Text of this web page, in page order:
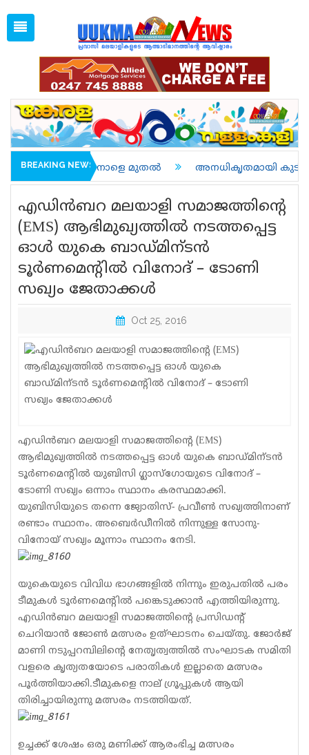
1 GBP =
128.36
Latest News
Associations
Spiritual
UK NEWS
India
World
uukma
Jwala
Classifieds
Gallery
Open
Menu
BREAKING NEWS
നാളെ മുതൽ അനധികൃതമായി കുടിയേറിയതിന്റെ
എഡിന്‍ബറ മലയാളി സമാജത്തിന്റെ
(EMS) ആഭിമുഖ്യത്തില്‍ നടത്തപ്പെട്ട
ഓള്‍ യുകെ ബാഡ്മിന്ടന്‍
ടൂര്‍ണമെന്റില്‍ വിനോദ് – ടോണി
സഖ്യം ജേതാക്കള്‍
Oct 25, 2016
എഡിന്‍ബറ മലയാളി സമാജത്തിന്റെ (EMS)
ആഭിമുഖ്യത്തില്‍ നടത്തപ്പെട്ട ഓള്‍ യുകെ ബാഡ്മിന്ടന്‍
ടൂര്‍ണമെന്റില്‍ യുബിസി ഗ്ലാസ്‌ഗോയുടെ വിനോദ് –
ടോണി സഖ്യം ഒന്നാം സ്ഥാനം കരസ്ഥമാക്കി.
യുബിസിയുടെ തന്നെ ജ്യോതിസ്- പ്രവീണ്‍ സഖ്യത്തിനാണ്
രണ്ടാം സ്ഥാനം. അബെര്‍ഡീനില്‍ നിന്നുള്ള സോനു-
വിനോയ് സഖ്യം മൂന്നാം സ്ഥാനം നേടി.
യുകെയുടെ വിവിധ ഭാഗങ്ങളില്‍ നിന്നും ഇരുപതില്‍ പരം
ടീമുകള്‍ ടൂര്‍ണമെന്റില്‍ പങ്കെടുക്കാന്‍ എത്തിയിരുന്നു.
എഡിന്‍ബറ മലയാളി സമാജത്തിന്റെ പ്രസിഡന്റ്
ചെറിയാന്‍ ജോണ്‍ മത്സരം ഉത്ഘാടനം ചെയ്തു. ജോര്‍ജ്
മാണി നടുപ്പറമ്പിലിന്റെ നേതൃത്വത്തില്‍ സംഘാടക സമിതി
വളരെ കൃത്യതയോടെ പരാതികള്‍ ഇല്ലാതെ മത്സരം
പൂര്‍ത്തിയാക്കി.ടീമുകളെ നാല് ഗ്രൂപ്പുകള്‍ ആയി
തിരിച്ചായിരുന്നു മത്സരം നടത്തിയത്.
ഉച്ചക്ക് ശേഷം ഒരു മണിക്ക് ആരംഭിച്ച മത്സരം